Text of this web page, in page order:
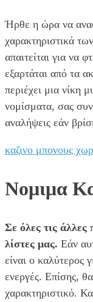
Ήρθε η ώρα να
χαρακτηριστικά
απαιτείται για να
εξαρτάται από τα
περιέχει μια νίκη
νομίσματα, σας
αναλήψεις εάν
καζινο μπονους
Νομιμα
Σε όλες τις άλλες
λίστες μας. Εάν
είναι ο καλύτερος
ενεργές. Επίσης,
χαρακτηριστικό.